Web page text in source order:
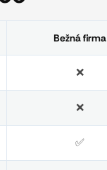
Bežná firma
❌
❌
✅